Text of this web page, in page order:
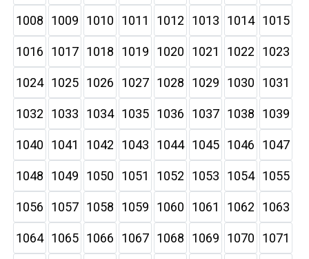
1008 1009 1010 1011 1012 1013 1014 1015
1016 1017 1018 1019 1020 1021 1022 1023
1024 1025 1026 1027 1028 1029 1030 1031
1032 1033 1034 1035 1036 1037 1038 1039
1040 1041 1042 1043 1044 1045 1046 1047
1048 1049 1050 1051 1052 1053 1054 1055
1056 1057 1058 1059 1060 1061 1062 1063
1064 1065 1066 1067 1068 1069 1070 1071